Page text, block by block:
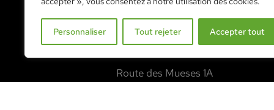
Personnaliser Tout rejeter Accepter tout
NOUS VISITER
Route des Mueses 1A